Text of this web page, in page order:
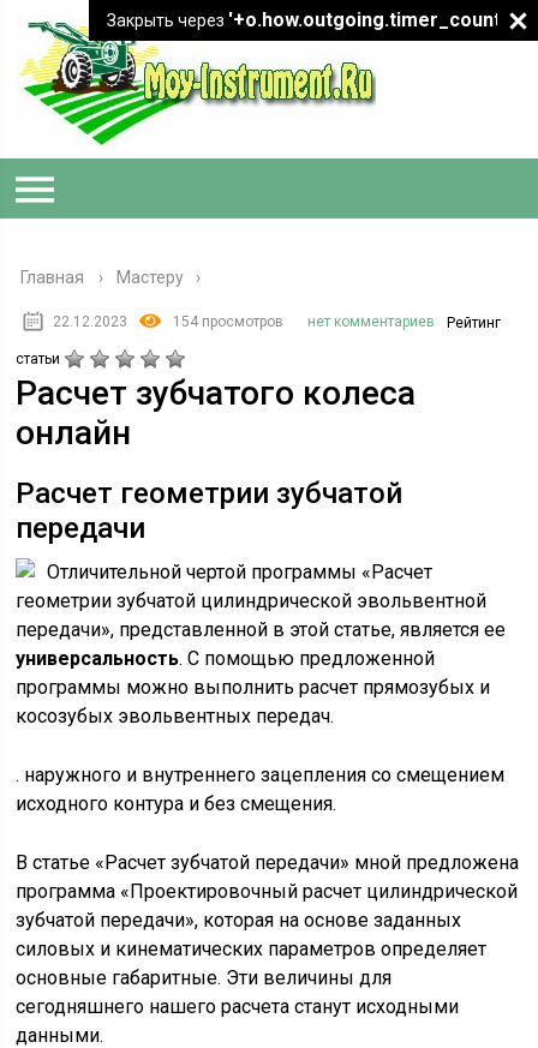
Главная › Мастеру
22.12.2023 154 просмотров нет комментариев Рейтинг
статьи
Расчет зубчатого колеса
онлайн
Расчет геометрии зубчатой
передачи
Отличительной чертой программы «Расчет
геометрии зубчатой цилиндрической эвольвентной
передачи», представленной в этой статье, является ее
универсальность. С помощью предложенной
программы можно выполнить расчет прямозубых и
косозубых эвольвентных передач.
. наружного и внутреннего зацепления со смещением
исходного контура и без смещения.
В статье «Расчет зубчатой передачи» мной предложена
программа «Проектировочный расчет цилиндрической
зубчатой передачи», которая на основе заданных
силовых и кинематических параметров определяет
основные габаритные. Эти величины для
сегодняшнего нашего расчета станут исходными
данными.
Закрыть через '+o.how.outgoing.timer_count+"